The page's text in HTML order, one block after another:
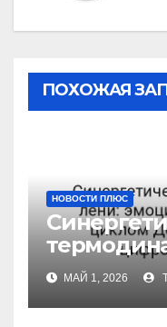
ПОХОЖАЯ
НОВОСТИ ПЛЮС
циклом
с
МАЙ 1, 2026